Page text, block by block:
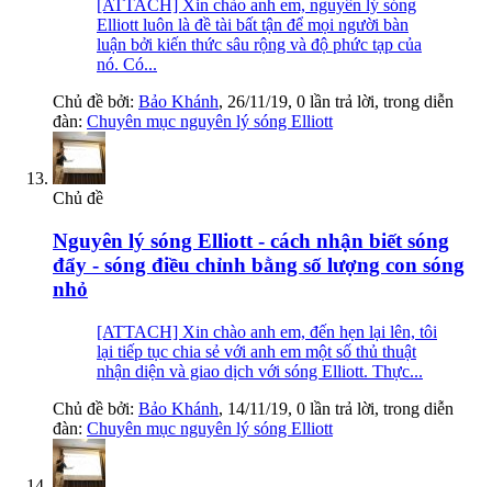
[ATTACH] Xin chào anh em, nguyên lý sóng
Elliott luôn là đề tài bất tận để mọi người bàn
luận bởi kiến thức sâu rộng và độ phức tạp của
nó. Có...
Chủ đề bởi: Bảo Khánh, 26/11/19, 0 lần trả lời, trong diễn
đàn: Chuyên mục nguyên lý sóng Elliott
Chủ đề
Nguyên lý sóng Elliott - cách nhận biết sóng
đẩy - sóng điều chỉnh bằng số lượng con sóng
nhỏ
[ATTACH] Xin chào anh em, đến hẹn lại lên, tôi
lại tiếp tục chia sẻ với anh em một số thủ thuật
nhận diện và giao dịch với sóng Elliott. Thực...
Chủ đề bởi: Bảo Khánh, 14/11/19, 0 lần trả lời, trong diễn
đàn: Chuyên mục nguyên lý sóng Elliott